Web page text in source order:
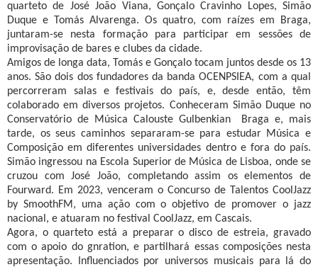
quarteto de José João Viana, Gonçalo Cravinho Lopes, Simão
Duque e Tomás Alvarenga. Os quatro, com raízes em Braga,
juntaram-se nesta formação para participar em sessões de
improvisação de bares e clubes da cidade.
Amigos de longa data, Tomás e Gonçalo tocam juntos desde os 13
anos. São dois dos fundadores da banda OCENPSIEA, com a qual
percorreram salas e festivais do país, e, desde então, têm
colaborado em diversos projetos. Conheceram Simão Duque no
Conservatório de Música Calouste Gulbenkian Braga e, mais
tarde, os seus caminhos separaram-se para estudar Música e
Composição em diferentes universidades dentro e fora do país.
Simão ingressou na Escola Superior de Música de Lisboa, onde se
cruzou com José João, completando assim os elementos de
Fourward. Em 2023, venceram o Concurso de Talentos CoolJazz
by SmoothFM, uma ação com o objetivo de promover o jazz
nacional, e atuaram no festival CoolJazz, em Cascais.
Agora, o quarteto está a preparar o disco de estreia, gravado
com o apoio do gnration, e partilhará essas composições nesta
apresentação. Influenciados por universos musicais para lá do